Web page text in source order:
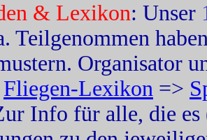
& Lexikon: Unser
Teilgenommen
Organisator
Fliegen-Lexikon =>
Info für alle, die